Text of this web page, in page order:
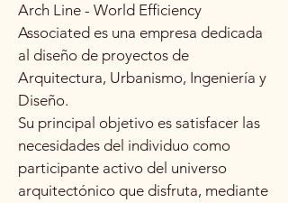
Arch Line - World Efficiency
Associated es una empresa dedicada
al diseño de proyectos de
Arquitectura, Urbanismo, Ingeniería y
Diseño.
Su principal objetivo es satisfacer las
necesidades del individuo como
participante activo del universo
arquitectónico que disfruta, mediante